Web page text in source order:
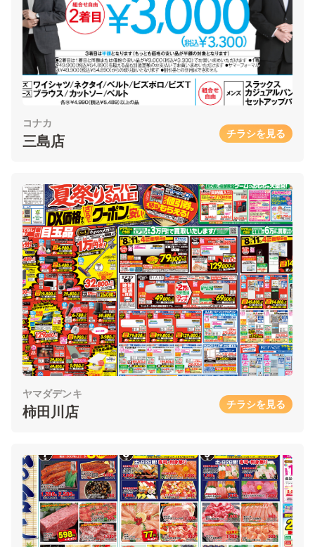
コナカ
三島店 チラシを見る
ヤマダデンキ
柿田川店 チラシを見る